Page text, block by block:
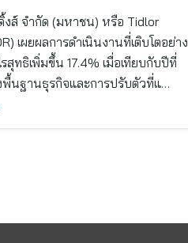
ส์ จำกัด (มหาชน) หรือ Tidlor
เผยผลการดำเนินงานที่เติบโตอย่าง
ทธิเพิ่มขึ้น 17.4% เมื่อเทียบกับปีที่
นฐานธุรกิจและการปรับตัวที่แ…